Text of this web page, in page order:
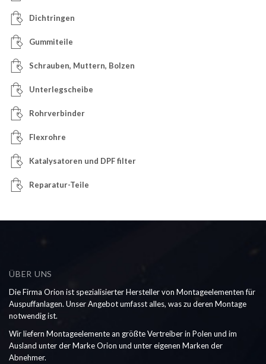
Dichtringen
Gummiteile
Schrauben, Muttern, Bolzen
Unterlegscheibe
Rohrverbinder
Flexrohre
Katalysatoren und DPF filter
Reparatur-Teile
ÜBER UNS
Die Firma Orion ist spezialisierter Hersteller von Montageelementen für
Auspuffanlagen. Unser Angebot umfasst alles, was zu deren Montage
notwendig ist.
Wir liefern Montageelemente an größte Vertreiber in Polen und im
Ausland unter der Marke Orion und unter eigenen Marken der
Abnehmer.